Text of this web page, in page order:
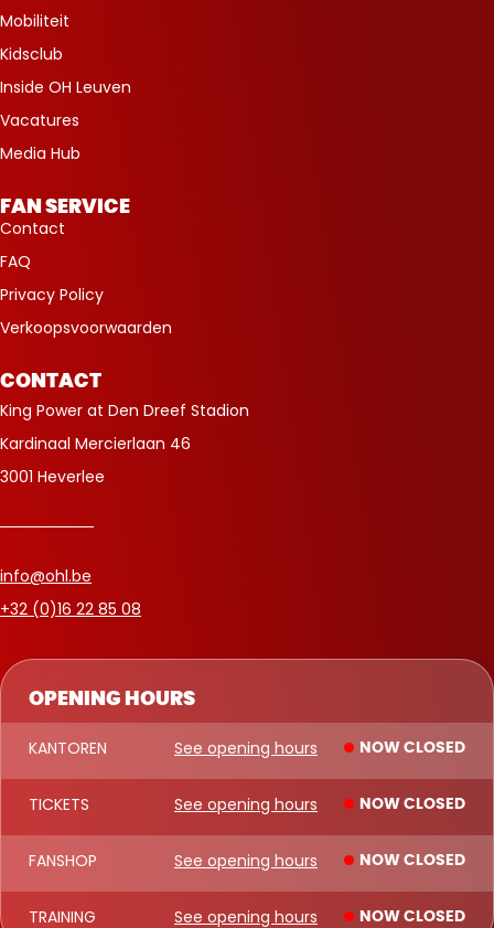
OPENING HOURS
KANTOREN See opening hours NOW CLOSED
TICKETS See opening hours NOW CLOSED
FANSHOP See opening hours NOW CLOSED
TRAINING See opening hours NOW CLOSED
Mobiliteit
Kidsclub
Inside OH Leuven
Vacatures
Media Hub
FAN SERVICE
Contact
FAQ
Privacy Policy
Verkoopsvoorwaarden
CONTACT
King Power at Den Dreef Stadion
Kardinaal Mercierlaan 46
3001 Heverlee
info@ohl.be
+32 (0)16 22 85 08